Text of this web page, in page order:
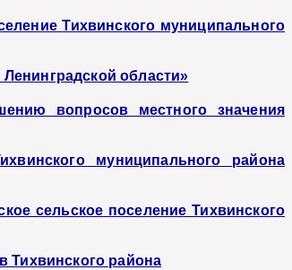
Тихвинского муниципального
области»
вопросов местного значения
муниципального района
сельское поселение Тихвинского
Тихвинского района